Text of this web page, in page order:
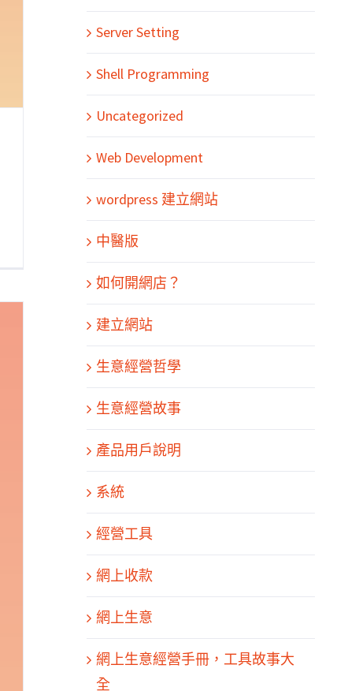
Server Setting
Shell Programming
Uncategorized
Web Development
wordpress 建立網站
中醫版
如何開網店？
建立網站
生意經營哲學
生意經營故事
產品用戶說明
系統
經營工具
網上收款
網上生意
網上生意經營手冊，工具故事大
全